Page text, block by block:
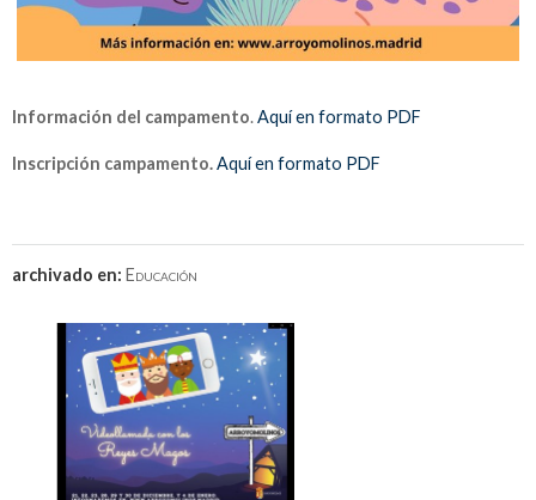
Información del campamento.Aquí en formato PDF
Inscripción campamento.Aquí en formato PDF
archivado en: Educación